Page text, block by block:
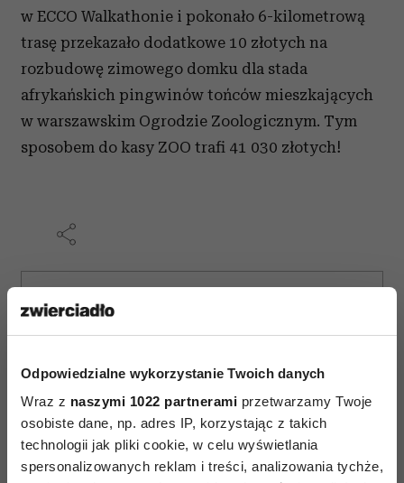
Odpowiedzialne wykorzystanie Twoich danych
Wraz z naszymi 1022 partnerami przetwarzamy Twoje
osobiste dane, np. adres IP, korzystając z takich
technologii jak pliki cookie, w celu wyświetlania
spersonalizowanych reklam i treści, analizowania tychże,
w ECCO Walkathonie i pokonało 6-kilometrową
trasę przekazało dodatkowe 10 złotych na
rozbudowę zimowego domku dla stada
afrykańskich pingwinów tońców mieszkających
w warszawskim Ogrodzie Zoologicznym. Tym
sposobem do kasy ZOO trafi 41 030 złotych!